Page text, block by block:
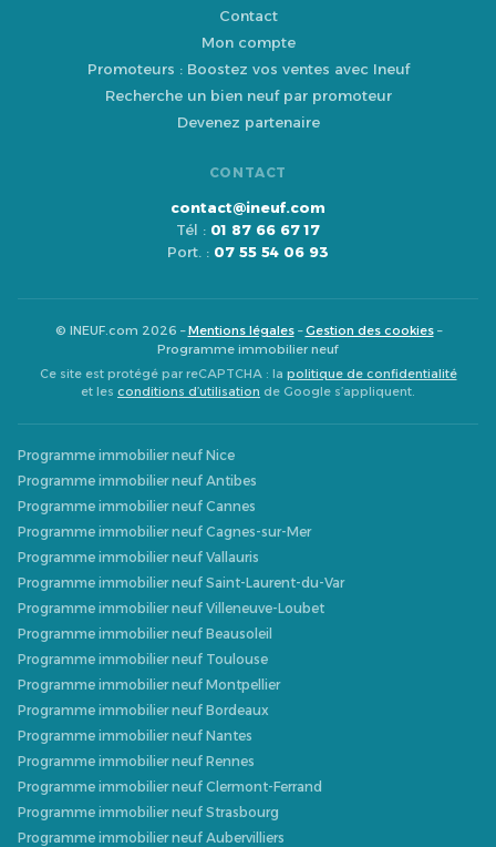
Contact
Mon compte
Promoteurs : Boostez vos ventes avec Ineuf
Recherche un bien neuf par promoteur
Devenez partenaire
CONTACT
contact@ineuf.com
Tél : 01 87 66 67 17
Port. : 07 55 54 06 93
© INEUF.com 2026 –Mentions légales–Gestion des cookies–
Programme immobilier neuf
Ce site est protégé par reCAPTCHA : la politique de confidentialité
et les conditions d’utilisation de Google s’appliquent.
Programme immobilier neuf Nice
Programme immobilier neuf Antibes
Programme immobilier neuf Cannes
Programme immobilier neuf Cagnes-sur-Mer
Programme immobilier neuf Vallauris
Programme immobilier neuf Saint-Laurent-du-Var
Programme immobilier neuf Villeneuve-Loubet
Programme immobilier neuf Beausoleil
Programme immobilier neuf Toulouse
Programme immobilier neuf Montpellier
Programme immobilier neuf Bordeaux
Programme immobilier neuf Nantes
Programme immobilier neuf Rennes
Programme immobilier neuf Clermont-Ferrand
Programme immobilier neuf Strasbourg
Programme immobilier neuf Aubervilliers